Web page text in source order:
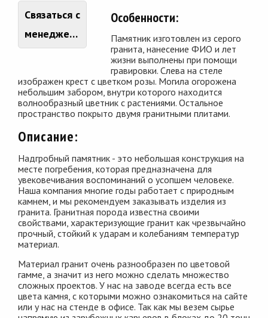
Связаться с
менеджером
Особенности:
Памятник изготовлен из серого
гранита, нанесение ФИО и лет
жизни выполнены при помощи
гравировки. Слева на стеле
изображен крест с цветком розы. Могила огорожена
небольшим забором, внутри которого находится
волнообразный цветник с растениями. Остальное
пространство покрыто двумя гранитными плитами.
Описание:
Надгробный памятник - это небольшая конструкция на
месте погребения, которая предназначена для
увековечивания воспоминаний о усопшем человеке.
Наша компания многие годы работает с природным
камнем, и мы рекомендуем заказывать изделия из
гранита. Гранитная порода известна своими
свойствами, характеризующие гранит как чрезвычайно
прочный, стойкий к ударам и колебаниям температур
материал.
Материал гранит очень разнообразен по цветовой
гамме, а значит из него можно сделать множество
сложных проектов. У нас на заводе всегда есть все
цвета камня, с которыми можно ознакомиться на сайте
или у нас на стенде в офисе. Так как мы везем сырье